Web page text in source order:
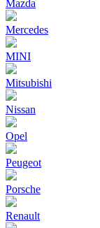
Mazda
Mercedes
MINI
Mitsubishi
Nissan
Opel
Peugeot
Porsche
Renault